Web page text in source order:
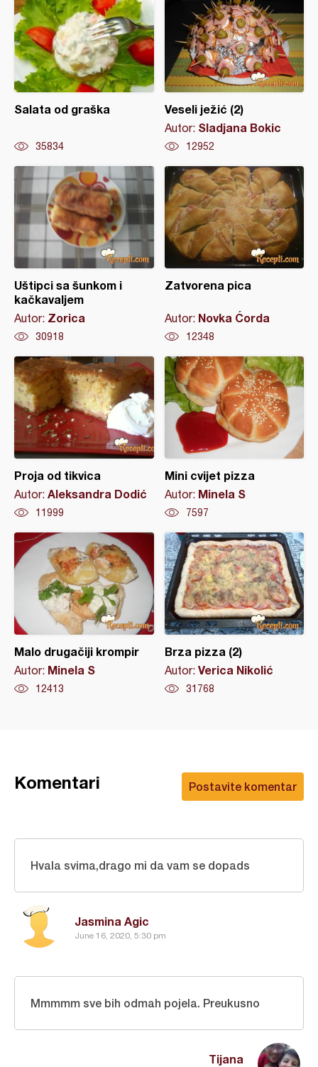
Salata od graška
35834
Veseli ježić (2)
Autor: Sladjana Bokic
12952
Uštipci sa šunkom i
kačkavaljem
Autor: Zorica
30918
Zatvorena pica
Autor: Novka Ćorda
12348
Proja od tikvica
Autor: Aleksandra Dodić
11999
Mini cvijet pizza
Autor: Minela S
7597
Malo drugačiji krompir
Autor: Minela S
12413
Brza pizza (2)
Autor: Verica Nikolić
31768
Postavite komentar
Komentari
Jasmina Agic
June 16, 2020, 5:30 pm
Hvala svima,drago mi da vam se dopads
Tijana
Mmmmm sve bih odmah pojela. Preukusno